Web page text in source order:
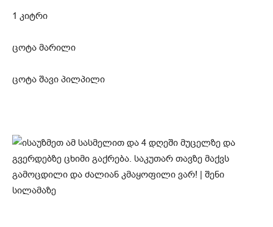
1 კიტრი
ცოტა მარილი
ცოტა შავი პილპილი